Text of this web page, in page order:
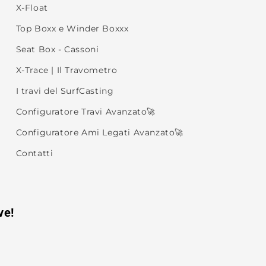
X-Float
Top Boxx e Winder Boxxx
Seat Box - Cassoni
X-Trace | Il Travometro
I travi del SurfCasting
Configuratore Travi Avanzato🚀
Configuratore Ami Legati Avanzato🚀
Contatti